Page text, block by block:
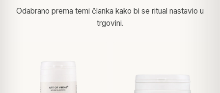
Odabrano prema temi članka kako bi se ritual nastavio u
trgovini.